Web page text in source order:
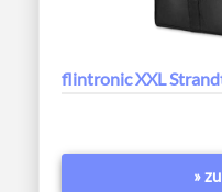
flintronic XXL
»